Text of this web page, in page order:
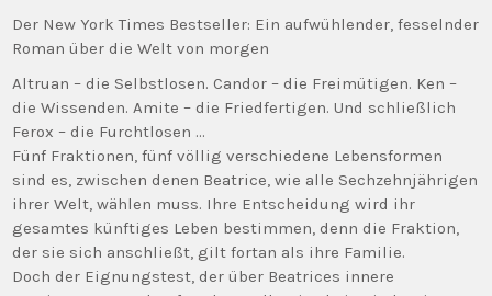
Der New York Times Bestseller: Ein aufwühlender, fesselnder
Roman über die Welt von morgen
Altruan – die Selbstlosen. Candor – die Freimütigen. Ken –
die Wissenden. Amite – die Friedfertigen. Und schließlich
Ferox – die Furchtlosen …
Fünf Fraktionen, fünf völlig verschiedene Lebensformen
sind es, zwischen denen Beatrice, wie alle Sechzehnjährigen
ihrer Welt, wählen muss. Ihre Entscheidung wird ihr
gesamtes künftiges Leben bestimmen, denn die Fraktion,
der sie sich anschließt, gilt fortan als ihre Familie.
Doch der Eignungstest, der über Beatrices innere